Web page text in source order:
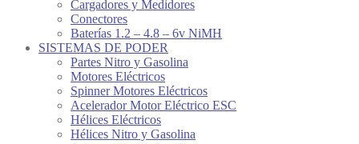
Cargadores y Medidores
Conectores
Baterías 1.2 – 4.8 – 6v NiMH
SISTEMAS DE PODER
Partes Nitro y Gasolina
Motores Eléctricos
Spinner Motores Eléctricos
Acelerador Motor Eléctrico ESC
Hélices Eléctricos
Hélices Nitro y Gasolina